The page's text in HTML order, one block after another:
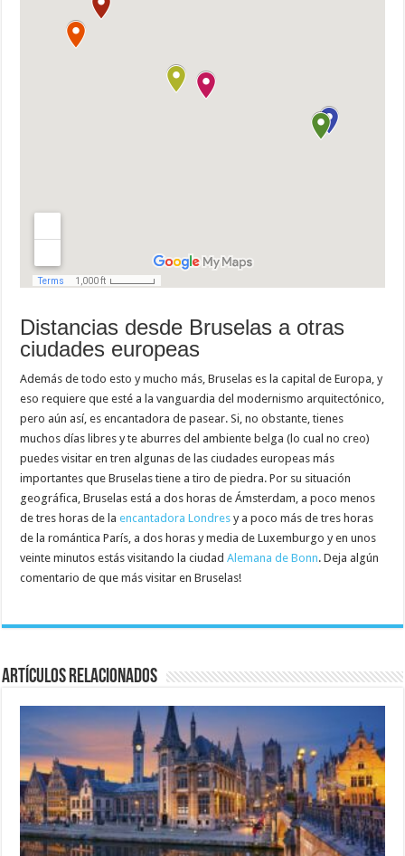
Distancias desde Bruselas a otras
ciudades europeas
Además de todo esto y mucho más, Bruselas es la capital de Europa, y
eso requiere que esté a la vanguardia del modernismo arquitectónico,
pero aún así, es encantadora de pasear. Si, no obstante, tienes
muchos días libres y te aburres del ambiente belga (lo cual no creo)
puedes visitar en tren algunas de las ciudades europeas más
importantes que Bruselas tiene a tiro de piedra. Por su situación
geográfica, Bruselas está a dos horas de Ámsterdam, a poco menos
de tres horas de laencantadora Londres y a poco más de tres horas
de la romántica París, a dos horas y media de Luxemburgo y en unos
veinte minutos estás visitando la ciudadAlemana de Bonn. Deja algún
comentario de que más visitar en Bruselas!
Artículos relacionados